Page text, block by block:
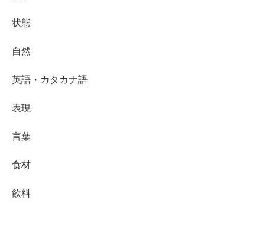
状態
自然
英語・カタカナ語
表現
言葉
食材
飲料